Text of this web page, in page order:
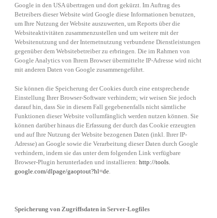
Google in den USA übertragen und dort gekürzt. Im Auftrag des
Betreibers dieser Website wird Google diese Informationen benutzen,
um Ihre Nutzung der Website auszuwerten, um Reports über die
Websiteaktivitäten zusammenzustellen und um weitere mit der
Websitenutzung und der Internetnutzung verbundene Dienstleistungen
gegenüber dem Websitebetreiber zu erbringen. Die im Rahmen von
Google Analytics von Ihrem Browser übermittelte IP-Adresse wird nicht
mit anderen Daten von Google zusammengeführt.
Sie können die Speicherung der Cookies durch eine entsprechende
Einstellung Ihrer Browser-Software verhindern; wir weisen Sie jedoch
darauf hin, dass Sie in diesem Fall gegebenenfalls nicht sämtliche
Funktionen dieser Website vollumfänglich werden nutzen können. Sie
können darüber hinaus die Erfassung der durch das Cookie erzeugten
und auf Ihre Nutzung der Website bezogenen Daten (inkl. Ihrer IP-
Adresse) an Google sowie die Verarbeitung dieser Daten durch Google
verhindern, indem sie das unter dem folgenden Link verfügbare
Browser-Plugin herunterladen und installieren: http://tools.
google.com/dlpage/gaoptout?hl=de
Speicherung von Zugriffsdaten in Server-Logfiles